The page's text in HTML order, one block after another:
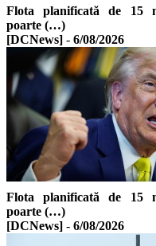
Flota planificată de 15
poarte (…)
[DCNews] - 6/08/2026
Flota planificată de 15
poarte (…)
[DCNews] - 6/08/2026